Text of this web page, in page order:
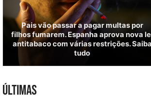
Pais vão passar a pagar multas por
filhos fumarem. Espanha aprova nova
antitabaco com várias restrições. Saiba
tudo
ÚLTIMAS